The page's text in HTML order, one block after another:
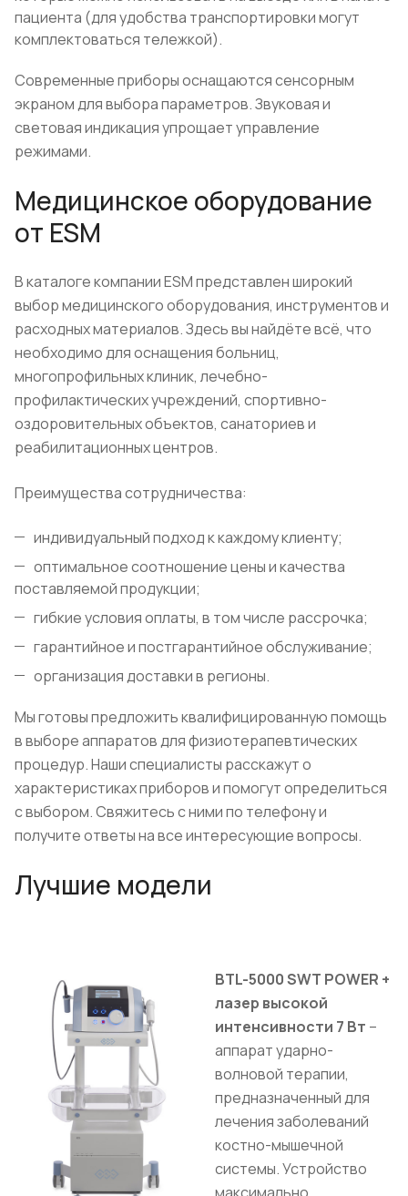
пациента (для удобства транспортировки могут
комплектоваться тележкой).
Современные приборы оснащаются сенсорным
экраном для выбора параметров. Звуковая и
световая индикация упрощает управление
режимами.
Медицинское оборудование
от ESM
В каталоге компании ESM представлен широкий
выбор медицинского оборудования, инструментов и
расходных материалов. Здесь вы найдёте всё, что
необходимо для оснащения больниц,
многопрофильных клиник, лечебно-
профилактических учреждений, спортивно-
оздоровительных объектов, санаториев и
реабилитационных центров.
Преимущества сотрудничества:
индивидуальный подход к каждому клиенту;
оптимальное соотношение цены и качества
поставляемой продукции;
гибкие условия оплаты, в том числе рассрочка;
гарантийное и постгарантийное обслуживание;
организация доставки в регионы.
Мы готовы предложить квалифицированную помощь
в выборе аппаратов для физиотерапевтических
процедур. Наши специалисты расскажут о
характеристиках приборов и помогут определиться
с выбором. Свяжитесь с ними по телефону и
получите ответы на все интересующие вопросы.
Лучшие модели
BTL-5000 SWT POWER +
лазер высокой
интенсивности 7 Вт –
аппарат ударно-
волновой терапии,
предназначенный для
лечения заболеваний
костно-мышечной
системы. Устройство